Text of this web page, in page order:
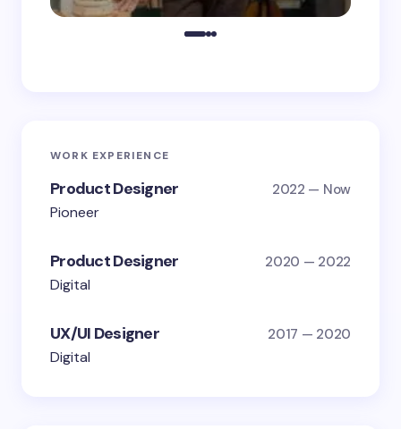
WORK EXPERIENCE
Product Designer 2022 — Now
Pioneer
Product Designer 2020 — 2022
Digital
UX/UI Designer 2017 — 2020
Digital